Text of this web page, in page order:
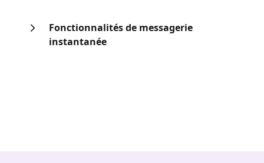
Fonctionnalités de messagerie
instantanée